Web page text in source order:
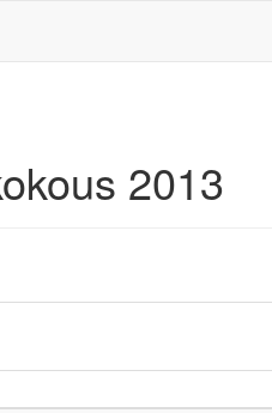
2013